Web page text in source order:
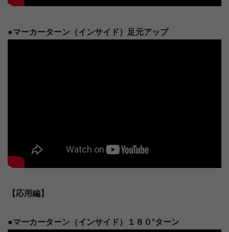
●マーカーターン（インサイド）足元アップ
【応用編】
●マーカーターン（インサイド）１８０°ターン